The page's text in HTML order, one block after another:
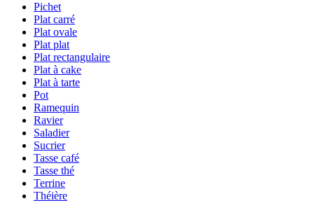
Pichet
Plat carré
Plat ovale
Plat plat
Plat rectangulaire
Plat à cake
Plat à tarte
Pot
Ramequin
Ravier
Saladier
Sucrier
Tasse café
Tasse thé
Terrine
Théière